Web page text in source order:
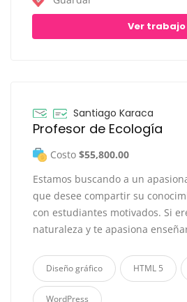
Ver trabajo
Santiago Karaca
Profesor de Ecología
Costo $55,800.00
Estamos buscando a un
que desee compartir su
con estudiantes motivados. Si
naturaleza y te apasiona
Diseño gráfico HTML 5
WordPress